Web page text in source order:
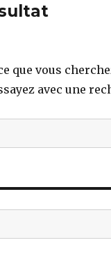
que vous
avec une